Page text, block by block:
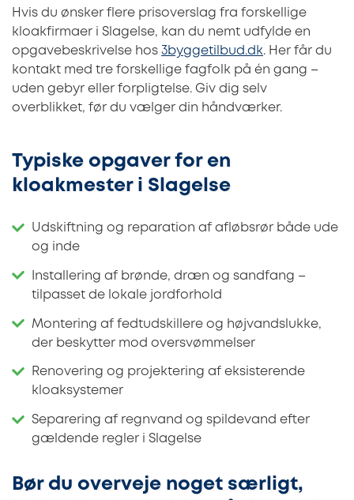
Hvis du ønsker flere prisoverslag fra forskellige
kloakfirmaer i Slagelse, kan du nemt udfylde en
opgavebeskrivelse hos 3byggetilbud.dk. Her får du
kontakt med tre forskellige fagfolk på én gang –
uden gebyr eller forpligtelse. Giv dig selv
overblikket, før du vælger din håndværker.
Typiske opgaver for en
kloakmester i Slagelse
Udskiftning og reparation af afløbsrør både ude
og inde
Installering af brønde, dræn og sandfang –
tilpasset de lokale jordforhold
Montering af fedtudskillere og højvandslukke,
der beskytter mod oversvømmelser
Renovering og projektering af eksisterende
kloaksystemer
Separering af regnvand og spildevand efter
gældende regler i Slagelse
Bør du overveje noget særligt,